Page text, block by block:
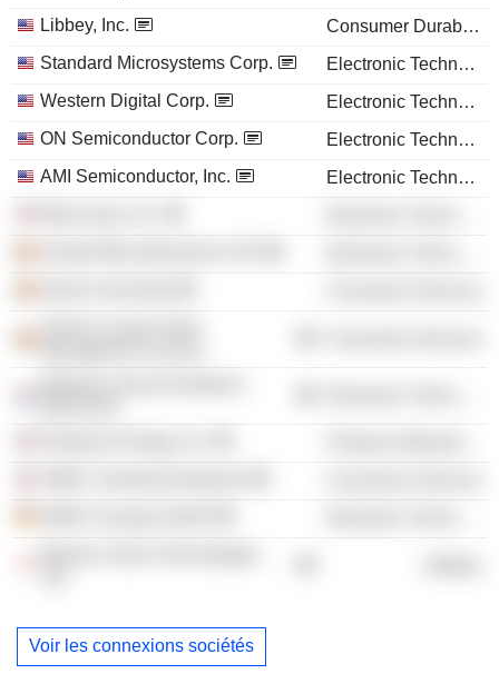
Libbey, Inc.
Consumer Durables
Standard Microsystems Corp.
Electronic Technology
Western Digital Corp.
Electronic Technology
ON Semiconductor Corp.
Electronic Technology
AMI Semiconductor, Inc.
Electronic Technology
Voir les connexions sociétés